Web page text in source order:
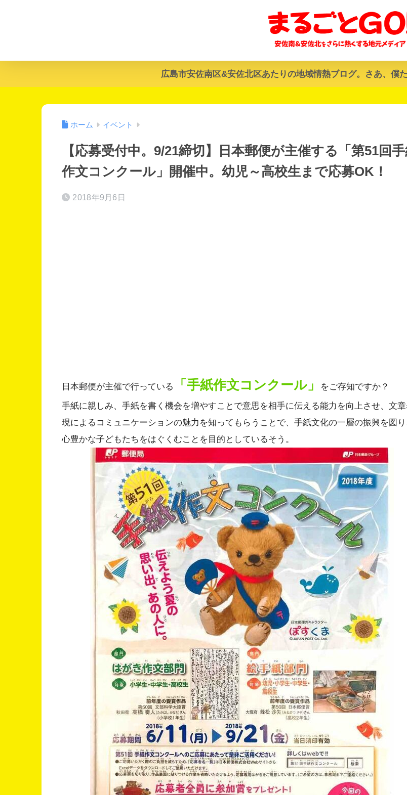
広島市安佐南区&安佐北区あたりの地域情熱ブログ。さあ、僕
ホーム イベント
【応募受付中。9/21締切】日本郵便が主催する「第51回
作文コンクール」開催中。幼児～高校生まで応募OK！
2018年9月6日
日本郵便が主催で行っている 「手紙作文コンクール」
をご存知ですか？
手紙に親しみ、手紙を書く機会を増やすことで意思を相手に伝える能力を向上させ、文
現によるコミュニケーションの魅力を知ってもらうことで、手紙文化の一層の振興を図り
心豊かな子どもたちをはぐくむことを目的としているそう。